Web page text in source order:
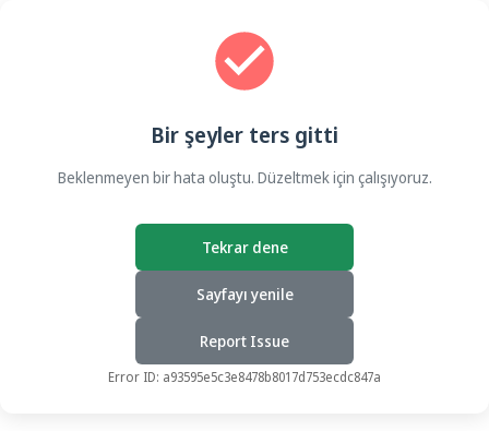
Bir şeyler ters gitti
Beklenmeyen bir hata oluştu. Düzeltmek için çalışıyoruz.
Tekrar dene
Sayfayı yenile
Report Issue
Error ID: a93595e5c3e8478b8017d753ecdc847a